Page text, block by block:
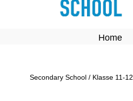
Home
Secondary School / Klasse 11-12